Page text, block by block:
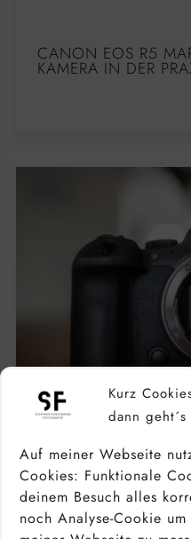
Kurz
dann
Auf meiner Webseite
Cookies: Funktionale
deinem Besuch alles
noch Analyse-Cookie
CANON EOS R5
KAMERA IN DER
CANON EOS R6
VIDEO DER R3